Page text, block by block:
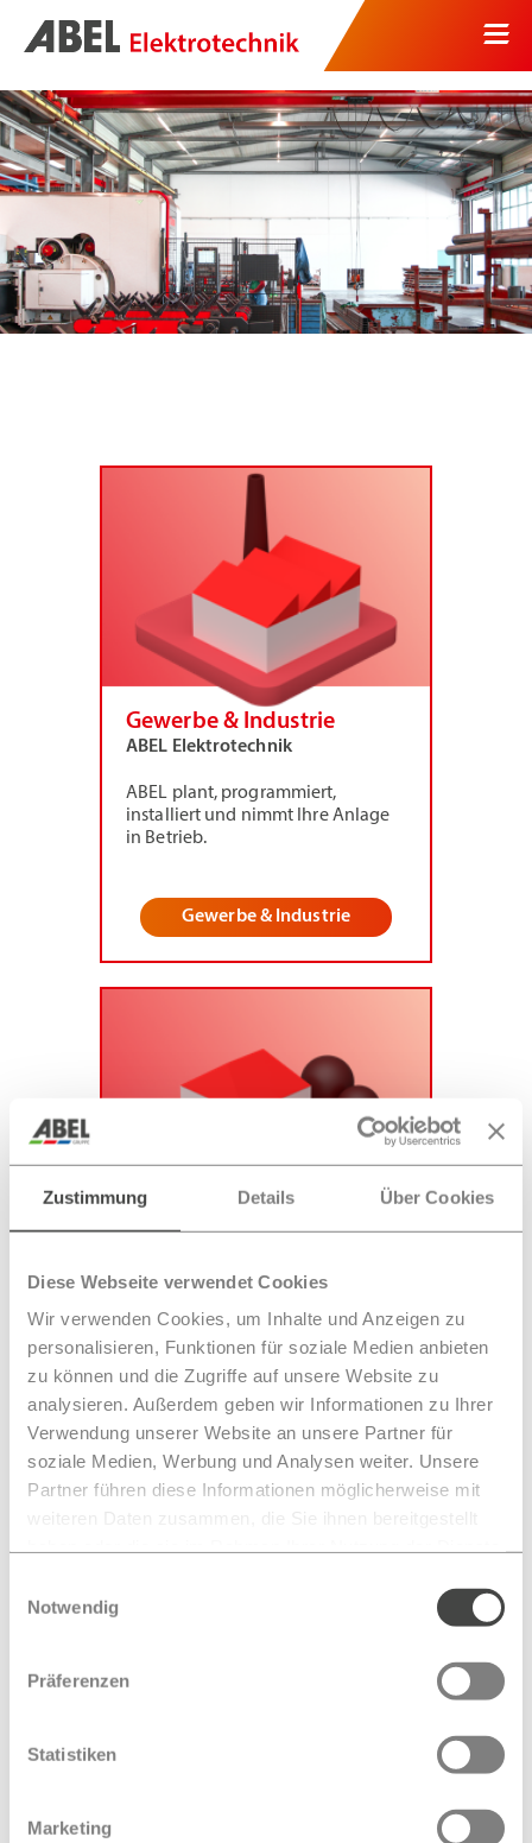
Zustimmung Details Über Cookies
Diese Webseite verwendet Cookies
Wir verwenden Cookies, um Inhalte und Anzeigen zu
personalisieren, Funktionen für soziale Medien anbieten
zu können und die Zugriffe auf unsere Website zu
analysieren. Außerdem geben wir Informationen zu Ihrer
Verwendung unserer Website an unsere Partner für
soziale Medien, Werbung und Analysen weiter. Unsere
Partner führen diese Informationen möglicherweise mit
Notwendig
Präferenzen
Statistiken
Marketing
Gewerbe & Industrie
ABEL Elektrotechnik
ABEL plant, programmiert,
installiert und nimmt Ihre Anlage
in Betrieb.
Gewerbe & Industrie
ABEL berät zu modernster
Haustechnik und setzt sie
intelligent um.
Gebäude &
Haustechnik